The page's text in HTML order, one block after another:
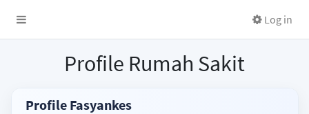
Log in
Profile Rumah Sakit
Profile Fasyankes